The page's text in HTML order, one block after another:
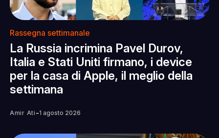
Rassegna settimanale
La Russia incrimina Pavel Durov,
Italia e Stati Uniti firmano, i device
per la casa di Apple, il meglio della
settimana
Amir Ati -1 agosto 2026